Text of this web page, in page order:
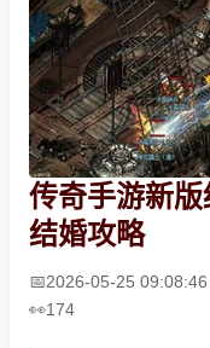
传奇手游新
结婚攻略
2026-05-25 09:08:46
174